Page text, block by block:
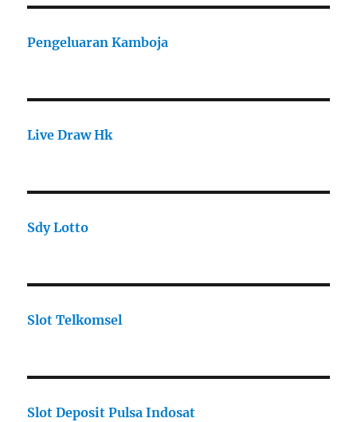
Pengeluaran Kamboja
Live Draw Hk
Sdy Lotto
Slot Telkomsel
Slot Deposit Pulsa Indosat